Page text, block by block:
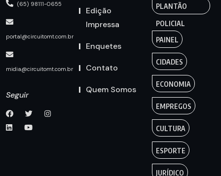
(65) 98111-0655
portal@circuitomt.com.br
midia@circuitomt.com.br
Seguir
Edição
Impressa
Enquetes
Contato
Quem Somos
PLANTÃO
POLICIAL
PAINEL
CIDADES
ECONOMIA
EMPREGOS
CULTURA
ESPORTE
JURÍDICO